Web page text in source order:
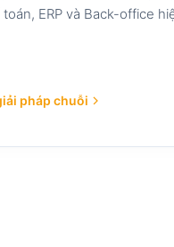
ERP và Back-office
pháp chuỗi